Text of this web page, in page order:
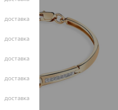
доставка
доставка
доставка
доставка
доставка